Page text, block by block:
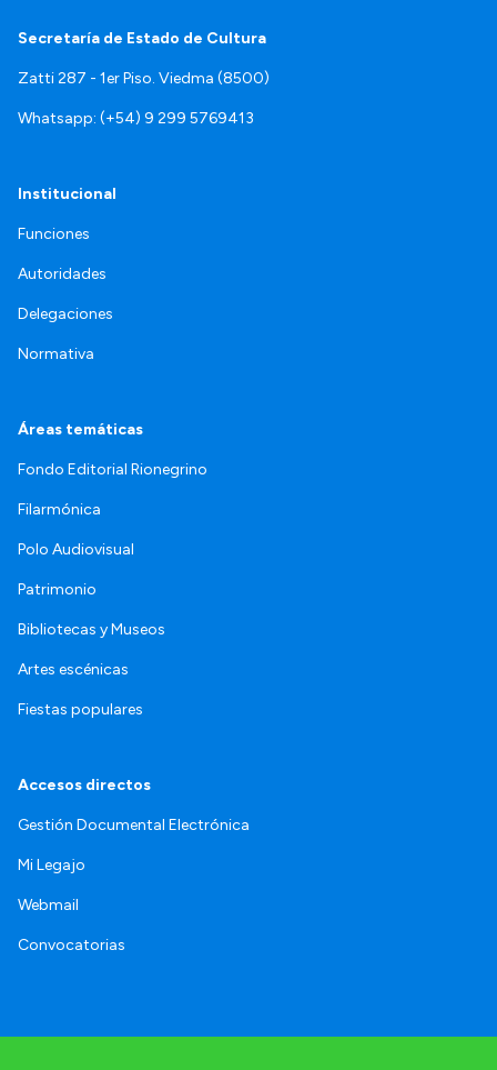
Secretaría de Estado de Cultura
Zatti 287 - 1er Piso. Viedma (8500)
Whatsapp: (+54) 9 299 5769413
Institucional
Funciones
Autoridades
Delegaciones
Normativa
Áreas temáticas
Fondo Editorial Rionegrino
Filarmónica
Polo Audiovisual
Patrimonio
Bibliotecas y Museos
Artes escénicas
Fiestas populares
Accesos directos
Gestión Documental Electrónica
Mi Legajo
Webmail
Convocatorias